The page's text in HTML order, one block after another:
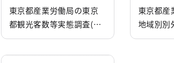
東京都産業労働局の東京
都観光客数等実態調査(観
光 統計･調査)のページで
東京都産
地域別別
動特性